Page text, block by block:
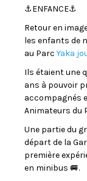
⚓️ENFANCE⚓️
Retour en
les enfants de
au Parc Yaka
Ils étaient une
ans à pouvoir
accompagnés
Animateurs du
Une partie du
départ de la
première
en minibus 🚐.